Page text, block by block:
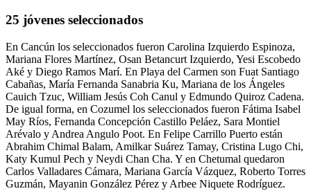
25 jóvenes seleccionados
En Cancún los seleccionados fueron Carolina Izquierdo Espinoza,
Mariana Flores Martínez, Osan Betancurt Izquierdo, Yesi Escobedo
Aké y Diego Ramos Marí. En Playa del Carmen son Fuat Santiago
Cabañas, María Fernanda Sanabria Ku, Mariana de los Ángeles
Cauich Tzuc, William Jesús Coh Canul y Edmundo Quiroz Cadena.
De igual forma, en Cozumel los seleccionados fueron Fátima Isabel
May Ríos, Fernanda Concepción Castillo Peláez, Sara Montiel
Arévalo y Andrea Angulo Poot. En Felipe Carrillo Puerto están
Abrahim Chimal Balam, Amilkar Suárez Tamay, Cristina Lugo Chi,
Katy Kumul Pech y Neydi Chan Cha. Y en Chetumal quedaron
Carlos Valladares Cámara, Mariana García Vázquez, Roberto Torres
Guzmán, Mayanin González Pérez y Arbee Niquete Rodríguez.